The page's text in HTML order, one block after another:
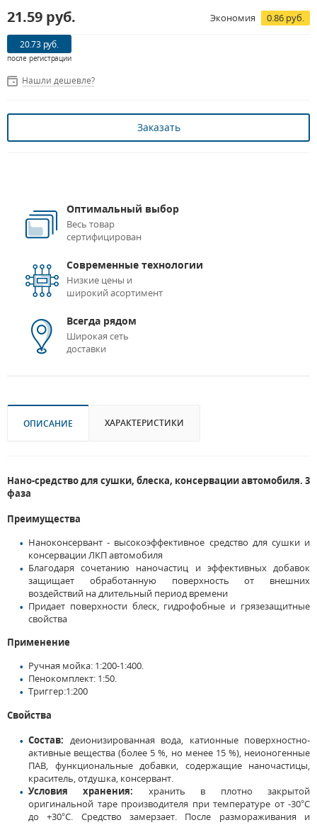
21.59 руб. Экономия 0.86 руб.
20.73 руб.
после регистрации
Нашли дешевле?
Заказать
Оптимальный выбор
Весь товар
сертифицирован
Современные технологии
Низкие цены и
широкий асортимент
Всегда рядом
Широкая сеть
доставки
ОПИСАНИЕ ХАРАКТЕРИСТИКИ
Нано-средство для сушки, блеска, консервации автомобиля. 3
фаза
Преимущества
Наноконсервант - высокоэффективное средство для сушки и
консервации ЛКП автомобиля
Благодаря сочетанию наночастиц и эффективных добавок
защищает обработанную поверхность от внешних
воздействий на длительный период времени
Придает поверхности блеск, гидрофобные и грязезащитные
свойства
Применение
Ручная мойка: 1:200-1:400.
Пенокомплект: 1:50.
Триггер:1:200
Свойства
Состав: деионизированная вода, катионные поверхностно-
активные вещества (более 5 %, но менее 15 %), неионогенные
ПАВ, функциональные добавки, содержащие наночастицы,
краситель, отдушка, консервант.
Условия хранения: хранить в плотно закрытой
оригинальной таре производителя при температуре от -30°С
до +30°С. Средство замерзает. После размораживания и